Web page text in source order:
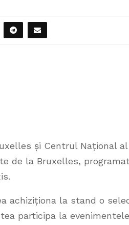
și Centrul Național
de la Bruxelles,
achiziționa la stand o
participa la